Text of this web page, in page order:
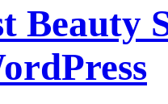
Beauty